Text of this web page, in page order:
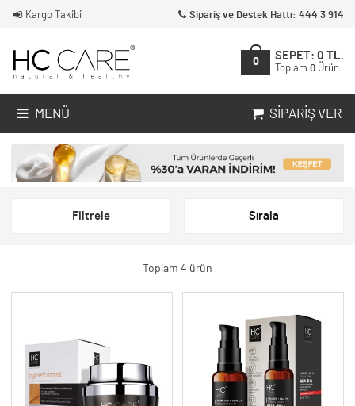
Kargo Takibi Sipariş ve Destek Hattı: 444 3 914
0
SEPET: 0 TL.
Toplam 0 Ürün
MENÜ SIPARIŞ VER
Filtrele Sırala
Toplam 4 ürün